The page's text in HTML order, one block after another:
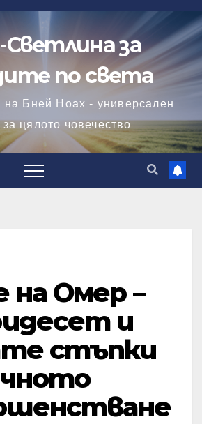
Светлина за
по света
на Бней Ноах - универсален
за цялото човечество
на Омер –
и
стъпки